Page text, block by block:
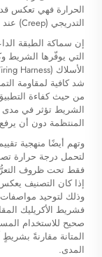
الحرارة فهي تعكس
التدريجي (Creep) عند الخضوع لحمل مستمر في درجات الحرارة العالية.
إن سماكة الطبقة
التي يوفّرها الشريط
شد كافية لمقاومة
من حيث كفاءة
الشريط تؤثر في مدى
المنتظمة دون أن
وتهم أيضًا منهجية
فقط تحت ظروف
إذا كان التصنيف
وذلك لتوحيد
صحيح للاستخدام
المتانة مقارنةً
المدى.